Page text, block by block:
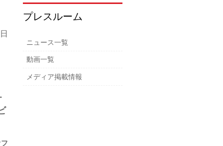
プレスルーム
ニュース一覧
動画一覧
メディア掲載情報